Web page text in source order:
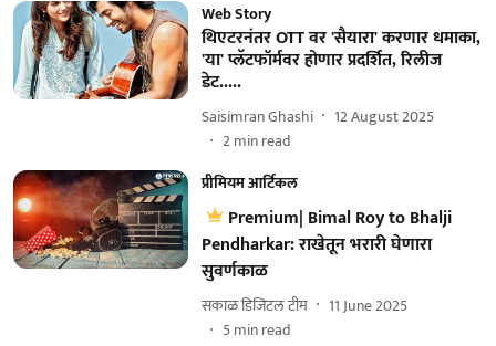
Web Story
थिएटरनंतर OTT वर 'सैयारा' करणार धमाका,
'या' प्लॅटफॉर्मवर होणार प्रदर्शित, रिलीज
डेट.....
Saisimran Ghashi
12 August 2025
2min read
प्रीमियम आर्टिकल
Premium| Bimal Roy to Bhalji
Pendharkar: राखेतून भरारी घेणारा
सुवर्णकाळ
सकाळ डिजिटल टीम
11 June 2025
5min read